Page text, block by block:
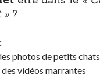
»?
photos de petits
des vidéos marrantes